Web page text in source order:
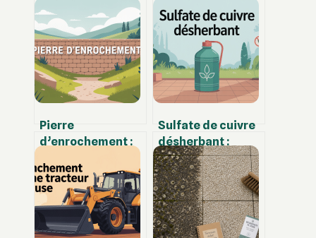
Pierre
d’enrochement :
conseils pour un
projet durable
Sulfate de cuivre
désherbant :
usages, efficacité
et précautions
essentielles